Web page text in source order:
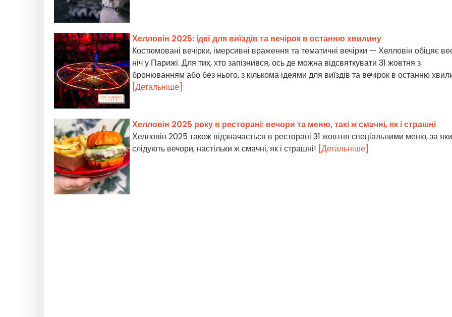
Хелловін 2025: ідеї для виїздів та вечірок в останню хвилину
Костюмовані вечірки, імерсивні враження та тематичні вечірки — Хелловін обіцяє
ніч у Парижі. Для тих, хто запізнився, ось де можна відсвяткувати 31 жовтня з
бронюванням або без нього, з кількома ідеями для виїздів та вечірок в останню
[Детальніше]
Хелловін 2025 року в ресторані: вечори та меню, такі ж смачні, як і страшні
Хелловін 2025 також відзначається в ресторані 31 жовтня спеціальними меню, за
слідують вечори, настільки ж смачні, як і страшні! [Детальніше]